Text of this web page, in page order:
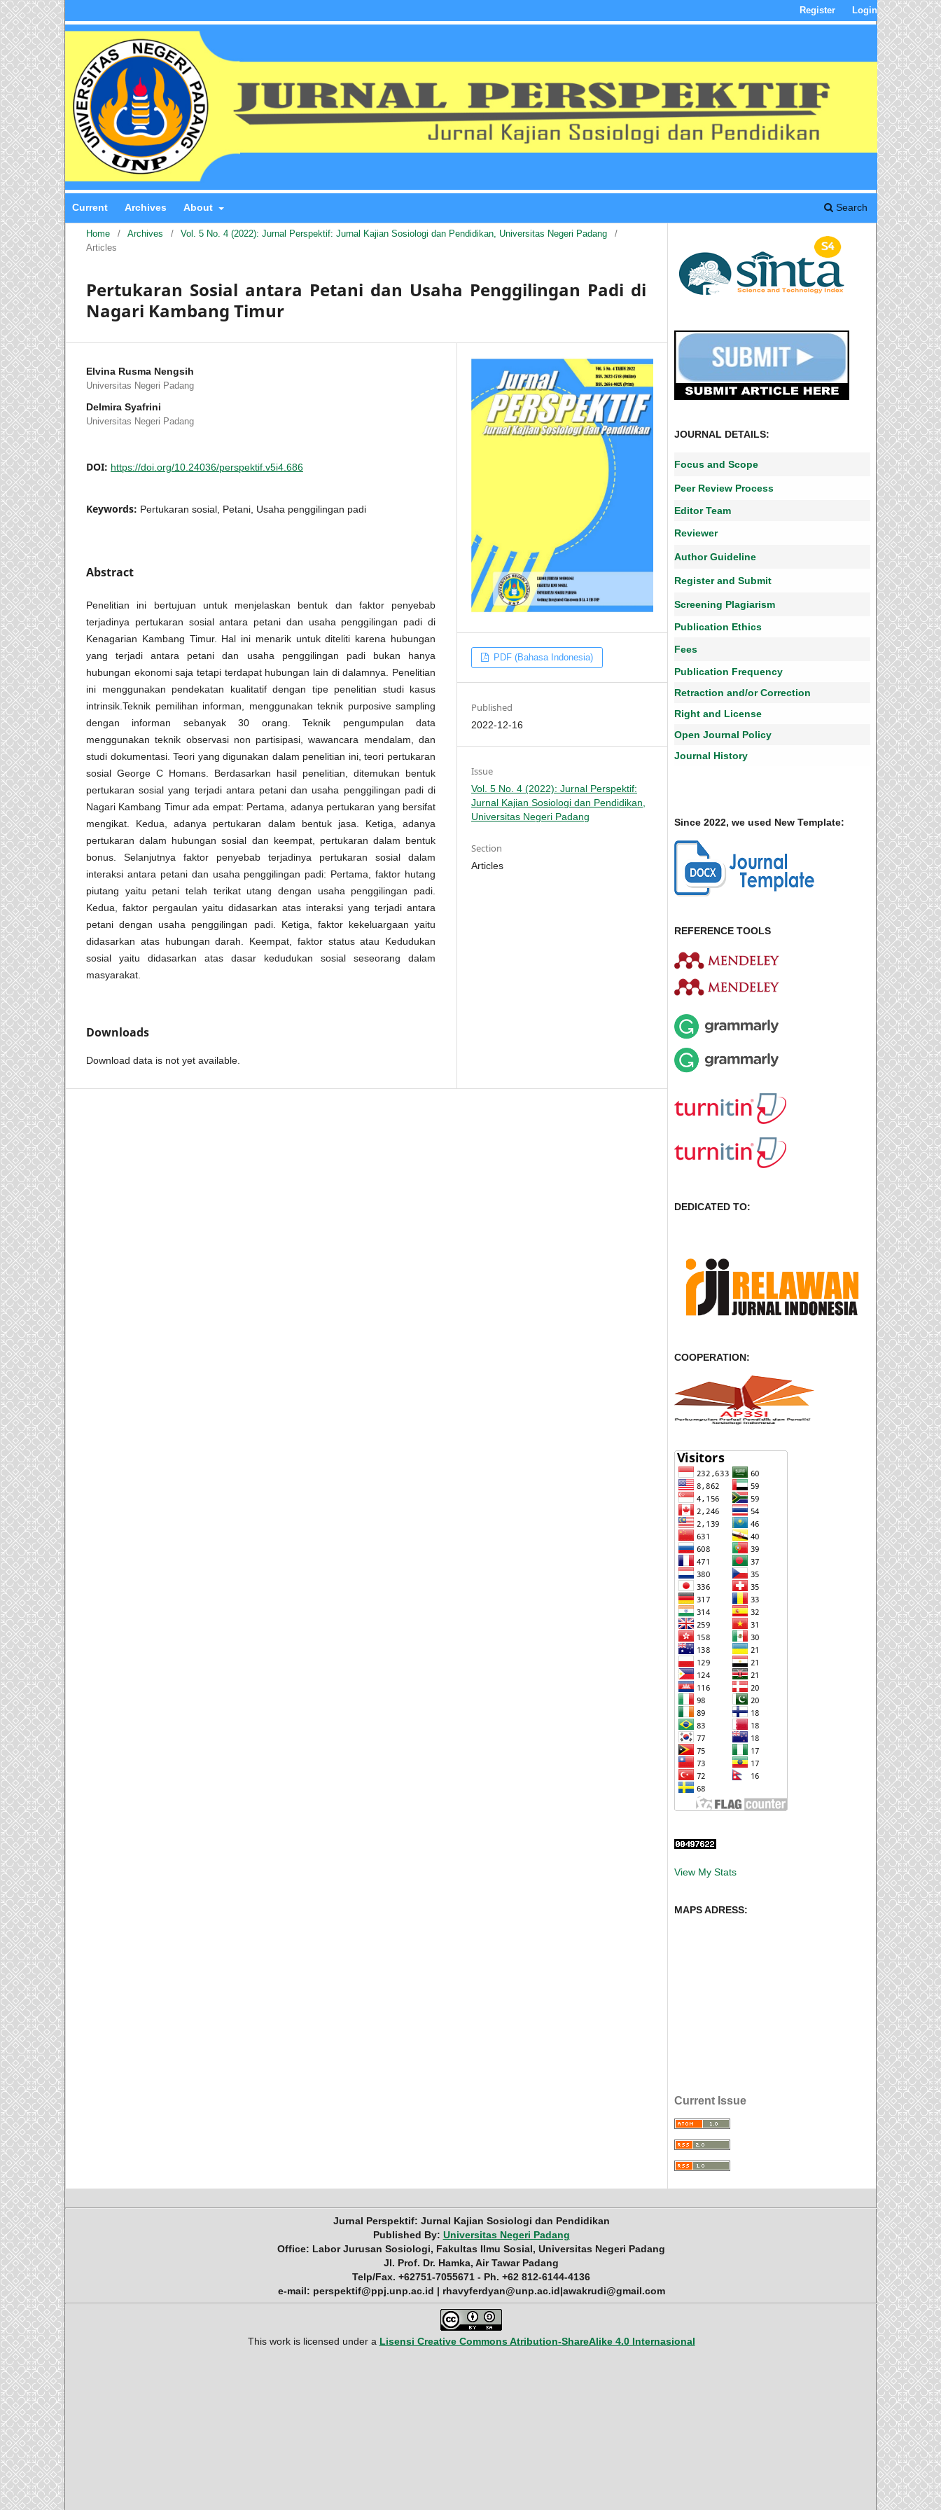
Current Archives About Search
Register Login
Home / Archives / Vol. 5 No. 4 (2022): Jurnal Perspektif: Jurnal Kajian Sosiologi dan Pendidikan, Universitas Negeri Padang
/
Articles
Pertukaran Sosial antara Petani dan Usaha Penggilingan Padi di
Nagari Kambang Timur
Elvina Rusma Nengsih
Universitas Negeri Padang
Delmira Syafrini
Universitas Negeri Padang
DOI: https://doi.org/10.24036/perspektif.v5i4.686
Keywords: Pertukaran sosial, Petani, Usaha penggilingan padi
Abstract
Penelitian ini bertujuan untuk menjelaskan bentuk dan faktor penyebab
terjadinya pertukaran sosial antara petani dan usaha penggilingan padi di
Kenagarian Kambang Timur. Hal ini menarik untuk diteliti karena hubungan
yang terjadi antara petani dan usaha penggilingan padi bukan hanya
hubungan ekonomi saja tetapi terdapat hubungan lain di dalamnya. Penelitian
ini menggunakan pendekatan kualitatif dengan tipe penelitian studi kasus
intrinsik.Teknik pemilihan informan, menggunakan teknik purposive sampling
dengan informan sebanyak 30 orang. Teknik pengumpulan data
menggunakan teknik observasi non partisipasi, wawancara mendalam, dan
studi dokumentasi. Teori yang digunakan dalam penelitian ini, teori pertukaran
sosial George C Homans. Berdasarkan hasil penelitian, ditemukan bentuk
pertukaran sosial yang terjadi antara petani dan usaha penggilingan padi di
Nagari Kambang Timur ada empat: Pertama, adanya pertukaran yang bersifat
mengikat. Kedua, adanya pertukaran dalam bentuk jasa. Ketiga, adanya
pertukaran dalam hubungan sosial dan keempat, pertukaran dalam bentuk
bonus. Selanjutnya faktor penyebab terjadinya pertukaran sosial dalam
interaksi antara petani dan usaha penggilingan padi: Pertama, faktor hutang
piutang yaitu petani telah terikat utang dengan usaha penggilingan padi.
Kedua, faktor pergaulan yaitu didasarkan atas interaksi yang terjadi antara
petani dengan usaha penggilingan padi. Ketiga, faktor kekeluargaan yaitu
didasarkan atas hubungan darah. Keempat, faktor status atau Kedudukan
sosial yaitu didasarkan atas dasar kedudukan sosial seseorang dalam
masyarakat.
Downloads
Download data is not yet available.
PDF (Bahasa Indonesia)
Published
2022-12-16
Issue
Vol. 5 No. 4 (2022): Jurnal Perspektif:
Jurnal Kajian Sosiologi dan Pendidikan,
Universitas Negeri Padang
Section
Articles
JOURNAL DETAILS:
Focus and Scope
Peer Review Process
Editor Team
Reviewer
Author Guideline
Register and Submit
Screening Plagiarism
Publication Ethics
Fees
Publication Frequency
Retraction and/or Correction
Right and License
Open Journal Policy
Journal History
Since 2022, we used New Template:
REFERENCE TOOLS
DEDICATED TO:
COOPERATION:
View My Stats
MAPS ADRESS:
Current Issue
Jurnal Perspektif: Jurnal Kajian Sosiologi dan Pendidikan
Published By: Universitas Negeri Padang
Office: Labor Jurusan Sosiologi, Fakultas Ilmu Sosial, Universitas Negeri Padang
Jl. Prof. Dr. Hamka, Air Tawar Padang
Telp/Fax. +62751-7055671 - Ph. +62 812-6144-4136
e-mail: perspektif@ppj.unp.ac.id | rhavyferdyan@unp.ac.id|awakrudi@gmail.com
This work is licensed under a Lisensi Creative Commons Atribution-ShareAlike 4.0 Internasional